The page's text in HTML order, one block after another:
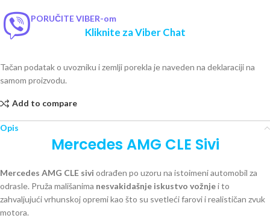
PORUČITE VIBER-om
Kliknite za Viber Chat
Tačan podatak o uvozniku i zemlji porekla je naveden na deklaraciji na
samom proizvodu.
Add to compare
Opis
Mercedes AMG CLE Sivi
Mercedes AMG CLE sivi odrađen po uzoru na istoimeni automobil za
odrasle. Pruža mališanima nesvakidašnje iskustvo vožnjei to
zahvaljujući vrhunskoj opremi kao što su svetleći farovi i realističan zvuk
motora.